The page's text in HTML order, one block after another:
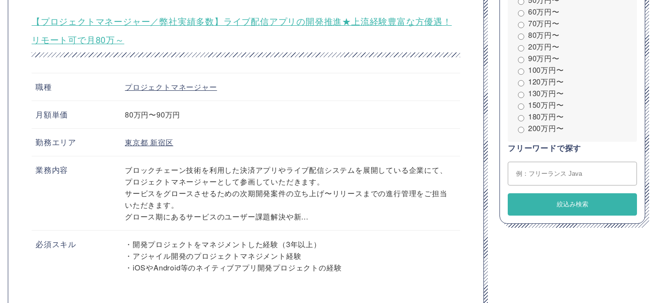
【プロジェクトマネージャー／弊社実績多数】ライブ配信アプリの開発推進★上流経験豊富な方優遇！
リモート可で月80万～
職種 プロジェクトマネージャー
月額単価 80万円〜90万円
勤務エリア 東京都 新宿区
業務内容
ブロックチェーン技術を利用した決済アプリやライブ配信システムを展開している企業にて、
プロジェクトマネージャーとして参画していただきます。
サービスをグロースさせるための次期開発案件の立ち上げ〜リリースまでの進行管理をご担当
いただきます。
グロース期にあるサービスのユーザー課題解決や新...
必須スキル
・開発プロジェクトをマネジメントした経験（3年以上）
・アジャイル開発のプロジェクトマネジメント経験
・iOSやAndroid等のネイティブアプリ開発プロジェクトの経験
60万円〜
70万円〜
80万円〜
20万円〜
90万円〜
100万円〜
120万円〜
130万円〜
150万円〜
180万円〜
200万円〜
フリーワードで探す